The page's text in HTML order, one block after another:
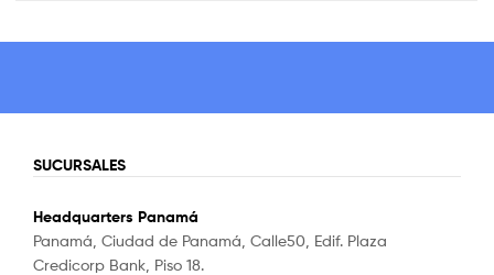
SUCURSALES
Headquarters Panamá
Panamá, Ciudad de Panamá, Calle50, Edif. Plaza
Credicorp Bank, Piso 18.